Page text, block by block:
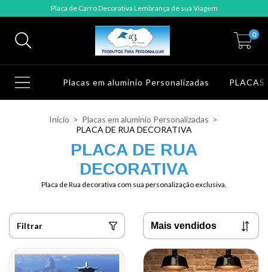
Placa de Carro Decorativa Lembrança de sua Viagem
0
Placas em alumínio Personalizadas PLACAS
Início > Placas em alumínio Personalizadas >
PLACA DE RUA DECORATIVA
PLACA DE RUA
DECORATIVA
Placa de Rua decorativa com sua personalização exclusiva.
Filtrar